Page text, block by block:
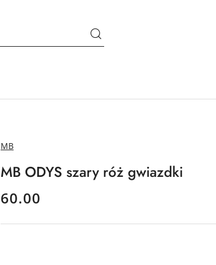
NAZWA
PRODUCENTA:
MB
MB ODYS szary róż gwiazdki
cena:
60.00